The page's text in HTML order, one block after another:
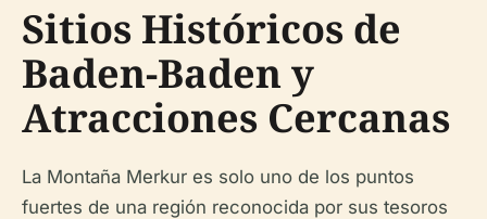
Sitios Históricos de
Baden-Baden y
Atracciones Cercanas
La Montaña Merkur es solo uno de los puntos
fuertes de una región reconocida por sus tesoros